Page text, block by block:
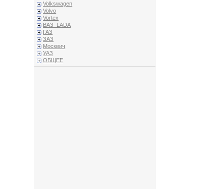
Volkswagen
Volvo
Vortex
ВАЗ_LADA
ГАЗ
ЗАЗ
Москвич
УАЗ
ОБЩЕЕ